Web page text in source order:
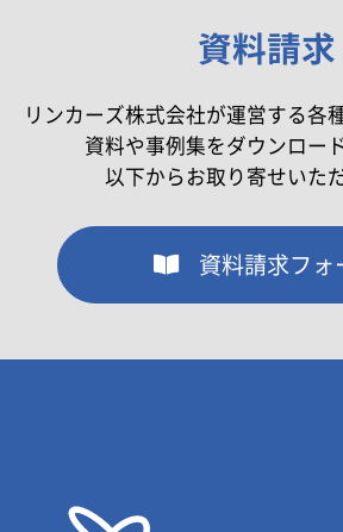
資料請求
リンカーズ株式会社が運営する各
資料や事例集をダウンロー
以下からお取り寄せいた
資料請求フォ